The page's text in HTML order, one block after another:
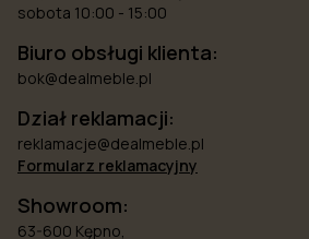
sobota 10:00 - 15:00
Biuro obsługi klienta:
bok@dealmeble.pl
Dział reklamacji:
reklamacje@dealmeble.pl
Formularz reklamacyjny
Showroom:
63-600 Kępno,